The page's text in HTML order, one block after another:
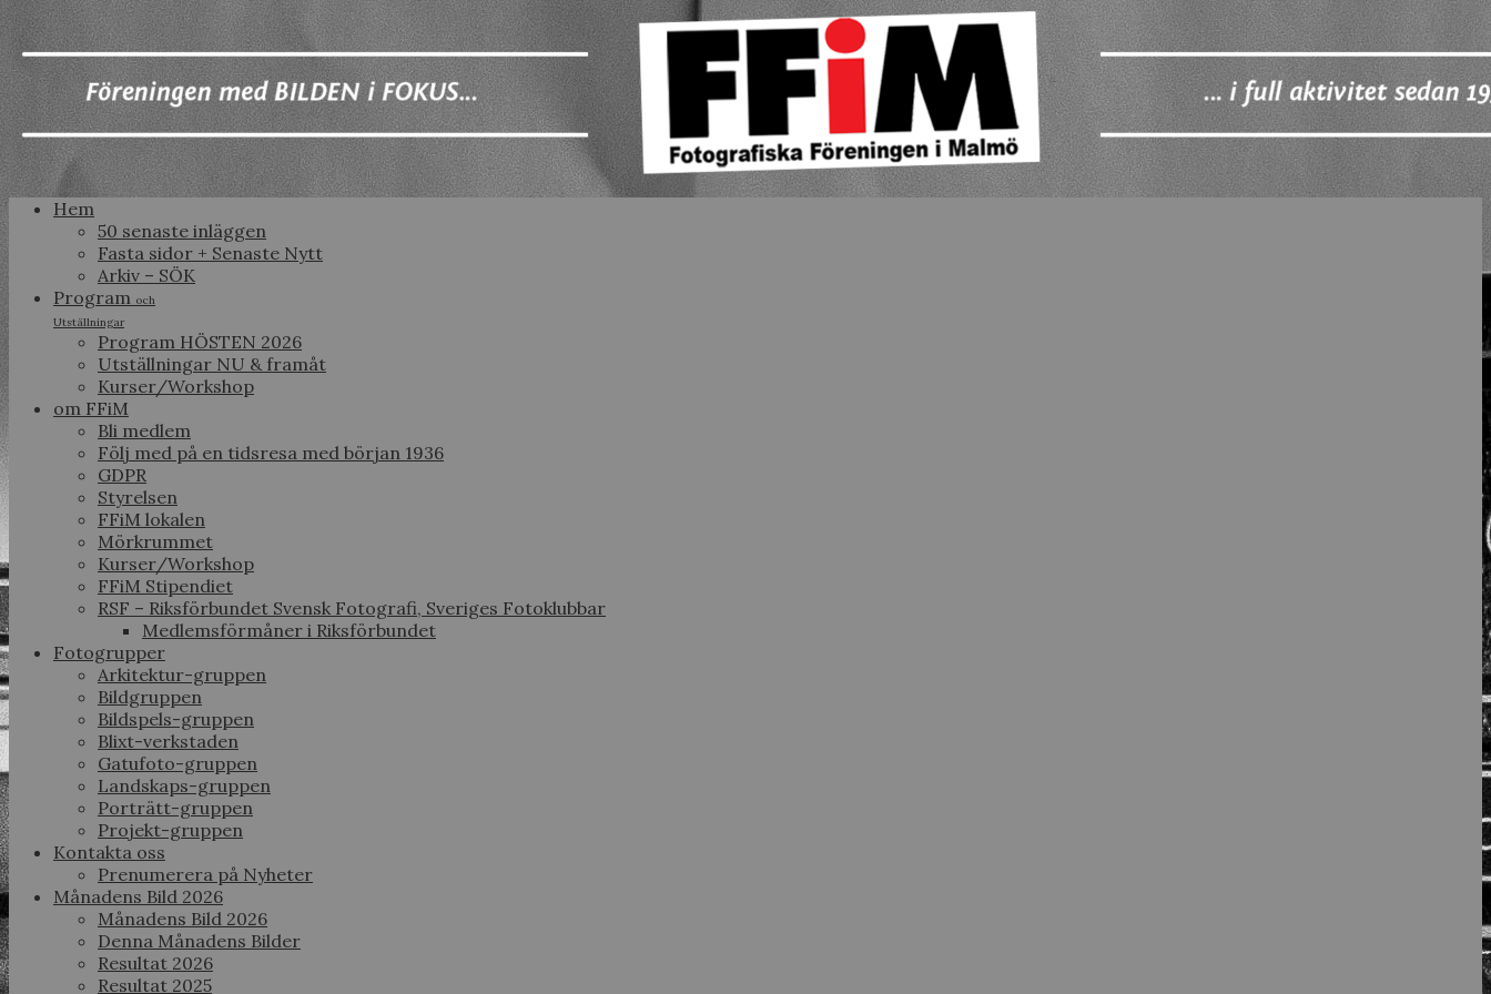
Hem
50 senaste inläggen
Fasta sidor + Senaste Nytt
Arkiv – SÖK
Program och
Utställningar
Program HÖSTEN 2026
Utställningar NU & framåt
Kurser/Workshop
om FFiM
Bli medlem
Följ med på en tidsresa med början 1936
GDPR
Styrelsen
FFiM lokalen
Mörkrummet
Kurser/Workshop
FFiM Stipendiet
RSF – Riksförbundet Svensk Fotografi, Sveriges Fotoklubbar
Medlemsförmåner i Riksförbundet
Fotogrupper
Arkitektur-gruppen
Bildgruppen
Bildspels-gruppen
Blixt-verkstaden
Gatufoto-gruppen
Landskaps-gruppen
Porträtt-gruppen
Projekt-gruppen
Kontakta oss
Prenumerera på Nyheter
Månadens Bild 2026
Månadens Bild 2026
Denna Månadens Bilder
Resultat 2026
Resultat 2025